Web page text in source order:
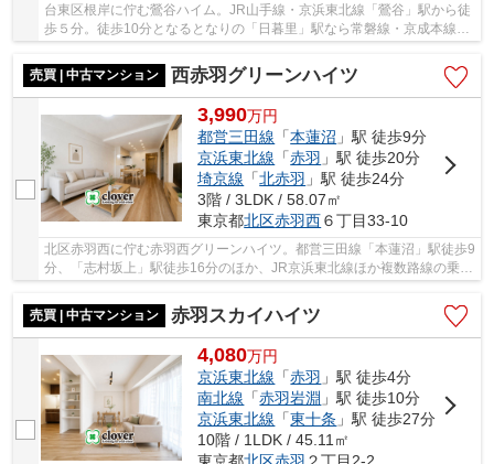
台東区根岸に佇む鶯谷ハイム。JR山手線・京浜東北線「鶯谷」駅から徒
歩５分。徒歩10分となるとなりの「日暮里」駅なら常磐線・京成本線・
日暮里舎人ライナーも利用可能です。1978年築...
売買 | 中古マンション
西赤羽グリーンハイツ
3,990万円
都営三田線 「本蓮沼 」駅 徒歩9分
京浜東北線 「赤羽 」駅 徒歩20分
埼京線 「北赤羽 」駅 徒歩24分
3階 / 3LDK / 58.07㎡
東京都北区赤羽西６丁目33-10
北区赤羽西に佇む赤羽西グリーンハイツ。都営三田線「本蓮沼」駅徒歩9
分、「志村坂上」駅徒歩16分のほか、JR京浜東北線ほか複数路線の乗り
売買 | 中古マンション
赤羽スカイハイツ
4,080万円
京浜東北線 「赤羽 」駅 徒歩4分
南北線 「赤羽岩淵 」駅 徒歩10分
京浜東北線 「東十条 」駅 徒歩27分
10階 / 1LDK / 45.11㎡